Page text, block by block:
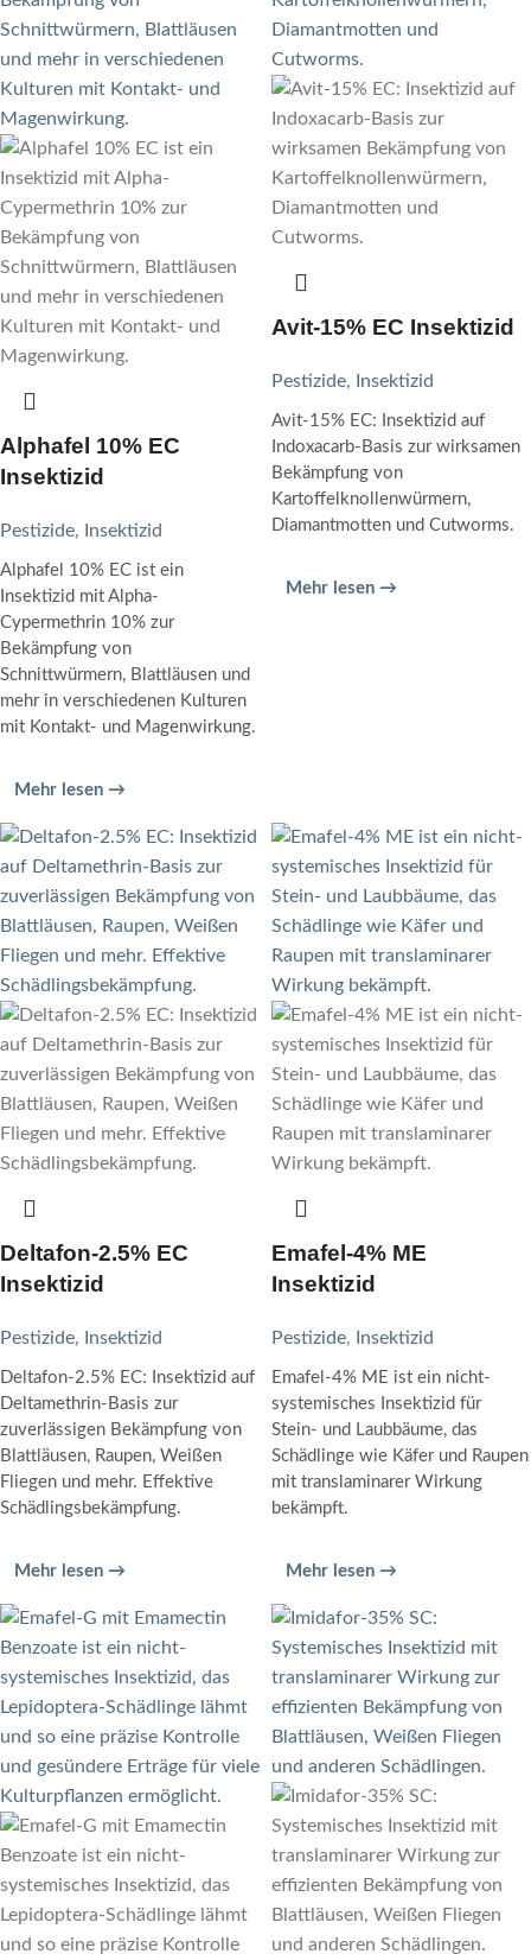
Alphafel 10% EC
Insektizid
Pestizide, Insektizid
Alphafel 10% EC ist ein
Insektizid mit Alpha-
Cypermethrin 10% zur
Bekämpfung von
Schnittwürmern, Blattläusen und
mehr in verschiedenen Kulturen
mit Kontakt- und Magenwirkung.
Mehr lesen →
Avit-15% EC Insektizid
Pestizide, Insektizid
Avit-15% EC: Insektizid auf
Indoxacarb-Basis zur wirksamen
Bekämpfung von
Kartoffelknollenwürmern,
Diamantmotten und Cutworms.
Mehr lesen →
Deltafon-2.5% EC
Insektizid
Pestizide, Insektizid
Deltafon-2.5% EC: Insektizid auf
Deltamethrin-Basis zur
zuverlässigen Bekämpfung von
Blattläusen, Raupen, Weißen
Fliegen und mehr. Effektive
Schädlingsbekämpfung.
Mehr lesen →
Emafel-4% ME
Insektizid
Pestizide, Insektizid
Emafel-4% ME ist ein nicht-
systemisches Insektizid für
Stein- und Laubbäume, das
Schädlinge wie Käfer und Raupen
mit translaminarer Wirkung
bekämpft.
Mehr lesen →